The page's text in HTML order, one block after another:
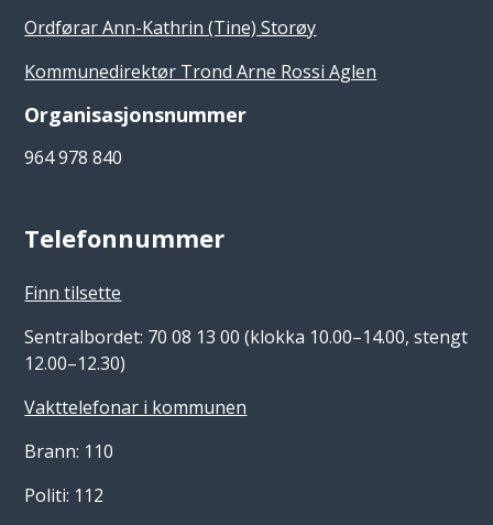
Ordførar Ann-Kathrin (Tine) Storøy
Kommunedirektør Trond Arne Rossi Aglen
Organisasjonsnummer
964 978 840
Telefonnummer
Finn tilsette
Sentralbordet: 70 08 13 00 (klokka 10.00–14.00, stengt
12.00–12.30)
Vakttelefonar i kommunen
Brann: 110
Politi: 112